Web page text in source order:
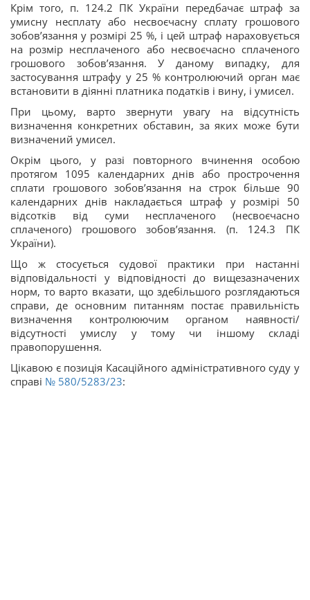
Крім того, п. 124.2 ПК України передбачає штраф за
умисну несплату або несвоєчасну сплату грошового
зобов’язання у розмірі 25 %, і цей штраф нараховується
на розмір несплаченого або несвоєчасно сплаченого
грошового зобов’язання. У даному випадку, для
застосування штрафу у 25 % контролюючий орган має
встановити в діянні платника податків і вину, і умисел.
При цьому, варто звернути увагу на відсутність
визначення конкретних обставин, за яких може бути
визначений умисел.
Окрім цього, у разі повторного вчинення особою
протягом 1095 календарних днів або прострочення
сплати грошового зобов’язання на строк більше 90
календарних днів накладається штраф у розмірі 50
відсотків від суми несплаченого (несвоєчасно
сплаченого) грошового зобов’язання. (п. 124.3 ПК
України).
Що ж стосується судової практики при настанні
відповідальності у відповідності до вищезазначених
норм, то варто вказати, що здебільшого розглядаються
справи, де основним питанням постає правильність
визначення контролюючим органом наявності/
відсутності умислу у тому чи іншому складі
правопорушення.
Цікавою є позиція Касаційного адміністративного суду у
справі № 580/5283/23: